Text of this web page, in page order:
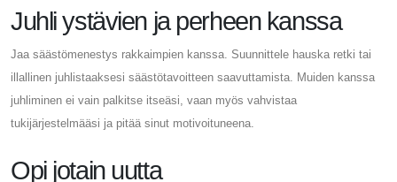
Juhli ystävien ja perheen kanssa
Jaa säästömenestys rakkaimpien kanssa. Suunnittele hauska retki tai
illallinen juhlistaaksesi säästötavoitteen saavuttamista. Muiden kanssa
juhliminen ei vain palkitse itseäsi, vaan myös vahvistaa
tukijärjestelmääsi ja pitää sinut motivoituneena.
Opi jotain uutta